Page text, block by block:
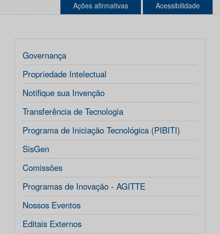
Ações afirmativas Acessibilidade
Governança
Propriedade Intelectual
Notifique sua Invenção
Transferência de Tecnologia
Programa de Iniciação Tecnológica (PIBITI)
SisGen
Comissões
Programas de Inovação - AGITTE
Nossos Eventos
Editais Externos